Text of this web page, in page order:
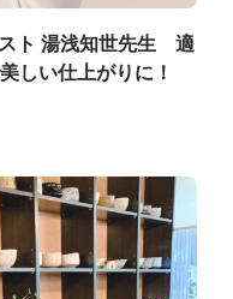
ト 湯浅知世先生 適
しい仕上がりに！